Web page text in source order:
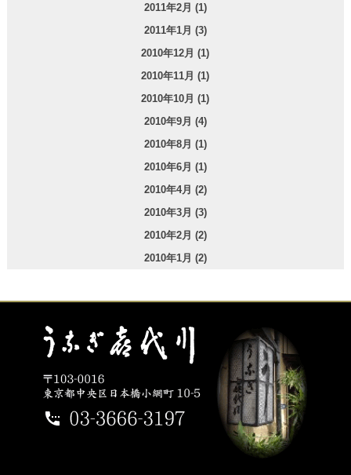
2011年2月 (1)
2011年1月 (3)
2010年12月 (1)
2010年11月 (1)
2010年10月 (1)
2010年9月 (4)
2010年8月 (1)
2010年6月 (1)
2010年4月 (2)
2010年3月 (3)
2010年2月 (2)
2010年1月 (2)